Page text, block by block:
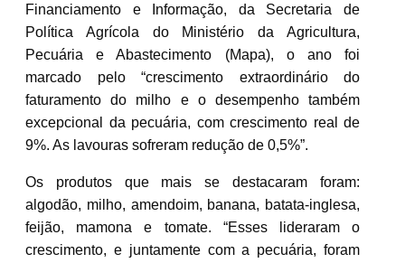
Financiamento e Informação, da Secretaria de
Política Agrícola do Ministério da Agricultura,
Pecuária e Abastecimento (Mapa), o ano foi
marcado pelo “crescimento extraordinário do
faturamento do milho e o desempenho também
excepcional da pecuária, com crescimento real de
9%. As lavouras sofreram redução de 0,5%”.
Os produtos que mais se destacaram foram:
algodão, milho, amendoim, banana, batata-inglesa,
feijão, mamona e tomate. “Esses lideraram o
crescimento, e juntamente com a pecuária, foram